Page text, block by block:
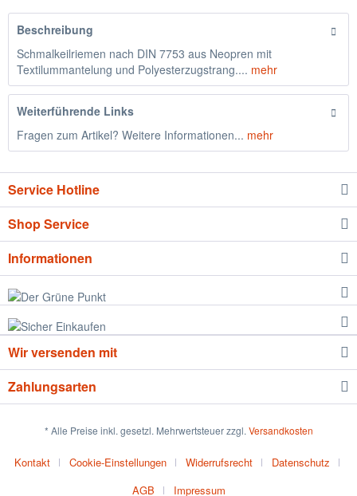
Beschreibung
Schmalkeilriemen nach DIN 7753 aus Neopren mit
Textilummantelung und Polyesterzugstrang.... mehr
Weiterführende Links
Fragen zum Artikel? Weitere Informationen... mehr
Service Hotline
Shop Service
Informationen
Wir versenden mit
Zahlungsarten
* Alle Preise inkl. gesetzl. Mehrwertsteuer zzgl. Versandkosten
Kontakt Cookie-Einstellungen Widerrufsrecht
Datenschutz
AGB
Impressum